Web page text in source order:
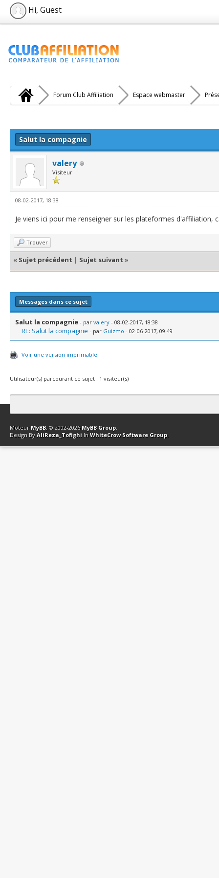
Hi, Guest
Forum Club Affiliation Espace webmaster
Salut la compagnie
valery
Visiteur
08-02-2017, 18:38
Je viens ici pour me renseigner sur les plateformes d'affiliation,
Trouver
« Sujet précédent | Sujet suivant »
Messages dans ce sujet
Salut la compagnie - par valery - 08-02-2017, 18:38
RE: Salut la compagnie - par Guizmo - 02-06-2017, 09:49
Voir une version imprimable
Utilisateur(s) parcourant ce sujet : 1 visiteur(s)
Contact Club Affiliation Retourner en haut Version bas-débit
Moteur MyBB, © 2002-2026 MyBB Group.
Design By AliReza_Tofighi In WhiteCrow Software Group.